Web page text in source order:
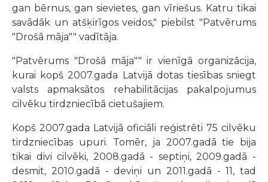
gan bērnus, gan sievietes, gan vīriešus. Katru tikai
savādāk un atšķirīgos veidos," piebilst "Patvērums
"Drošā māja"" vadītāja.
"Patvērums "Drošā māja"" ir vienīgā organizācija,
kurai kopš 2007.gada Latvijā dotas tiesības sniegt
valsts apmaksātos rehabilitācijas pakalpojumus
cilvēku tirdzniecībā cietušajiem.
Kopš 2007.gada Latvijā oficiāli reģistrēti 75 cilvēku
tirdzniecības upuri. Tomēr, ja 2007.gadā tie bija
tikai divi cilvēki, 2008.gadā - septiņi, 2009.gadā -
desmit, 2010.gadā - deviņi un 2011.gadā - 11, tad